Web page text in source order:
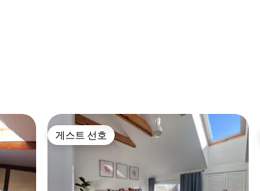
게스트 선호
게스트 선호